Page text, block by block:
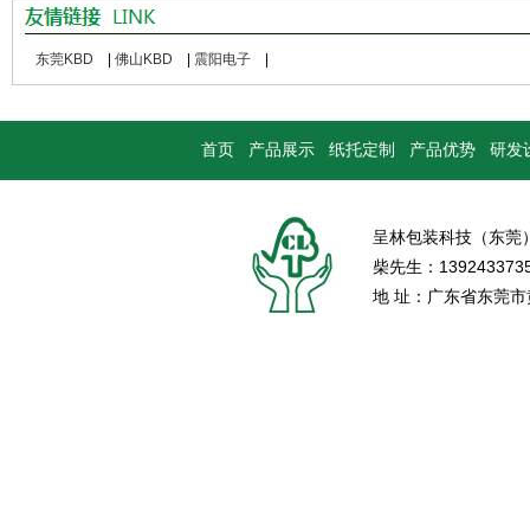
东莞KBD 佛山KBD 震阳电子
首页 产品展示 纸托定制 产品优势 研发
呈林包装科技（东
柴先生：
地 址：广东省东莞